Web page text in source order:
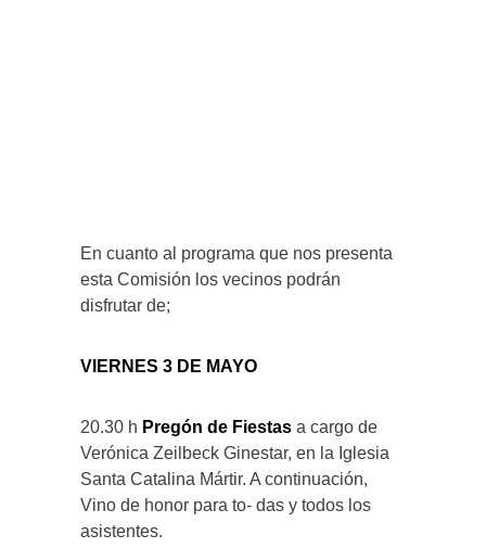
En cuanto al programa que nos presenta
esta Comisión los vecinos podrán
disfrutar de;
VIERNES 3 DE MAYO
20.30 h Pregón de Fiestas a cargo de
Verónica Zeilbeck Ginestar, en la Iglesia
Santa Catalina Mártir. A continuación,
Vino de honor para to- das y todos los
asistentes.